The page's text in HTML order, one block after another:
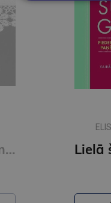
Lielā šūšanas grāmata